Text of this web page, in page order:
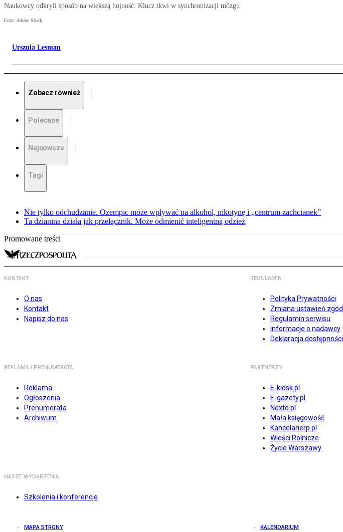
Naukowcy odkryli sposób na większą hojność. Klucz tkwi w synchronizacji mózgu
Foto: Adobe Stock
Urszula Lesman
Zobacz również
Polecane
Najnowsze
Tagi
Nie tylko odchudzanie. Ozempic może wpływać na alkohol, nikotynę i „centrum zachcianek”
Ta dzianina działa jak przełącznik. Może odmienić inteligentną odzież
Promowane treści
KONTAKT
O nas
Kontakt
Napisz do nas
REGULAMIN
Polityka Prywatności
Zmiana ustawień zgód
Regulamin serwisu
Informacje o nadawcy
Deklaracja dostępności
REKLAMA I PRENUMERATA
Reklama
Ogłoszenia
Prenumerata
Archiwum
PARTNERZY
E-kiosk.pl
E-gazety.pl
Nexto.pl
Mała księgowość
Kancelarierp.pl
Wieści Rolnicze
Życie Warszawy
NASZE WYDARZENIA
Szkolenia i konferencje
MAPA STRONY KALENDARIUM